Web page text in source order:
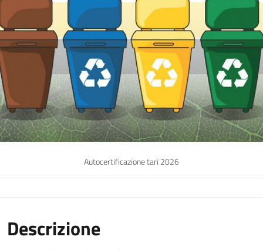
Autocertificazione tari 2026
Descrizione